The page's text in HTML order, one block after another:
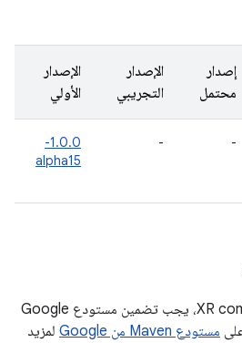
إصدار
محتمل
الإصدار
التجريبي
الإصدار
الأولي
-
-
1.0.0-
alpha15
لإضافة اعتمادية على XR compose، يجب تضمين مستودع Google
مستودع Maven من Google
لمزيد